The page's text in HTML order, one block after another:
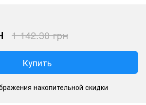
1 142.30 грн
Купить
накопительной скидки